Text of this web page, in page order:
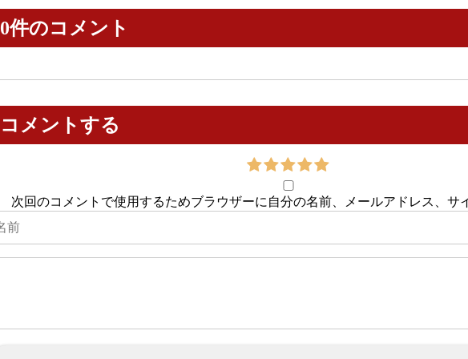
0件のコメント
コメントする
次回のコメントで使用するためブラウザーに自分の名前、メールアドレス、サ